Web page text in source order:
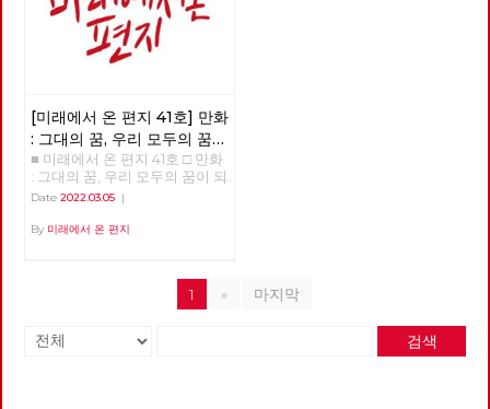
[미래에서 온 편지 41호] 만화
: 그대의 꿈, 우리 모두의 꿈이
되어
■ 미래에서 온 편지 41호 □ 만화
: 그대의 꿈, 우리 모두의 꿈이 되
어 >>>>>> 업로드 준비중
Date 2022.03.05 |
By 미래에서 온 편지
1 » 마지막
검색